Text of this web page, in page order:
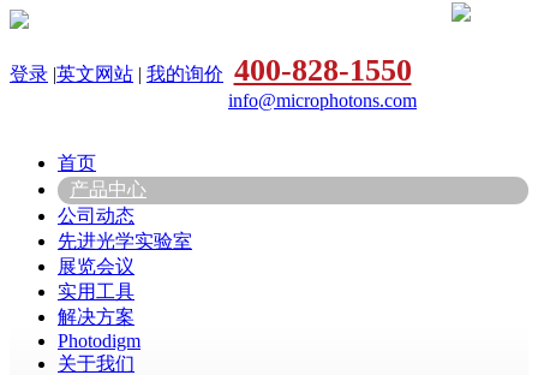
登录 |英文网站 | 我的询价 400-828-1550
info@microphotons.com
首页
产品中心
公司动态
先进光学实验室
展览会议
实用工具
解决方案
Photodigm
关于我们